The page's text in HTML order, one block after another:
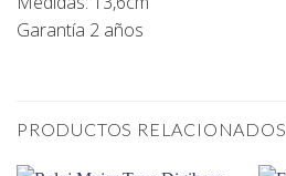
Garantía 2 años
PRODUCTOS RELACIONADOS